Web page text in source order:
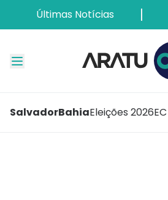
Últimas Notícias
SalvadorBahiaEleições 2026